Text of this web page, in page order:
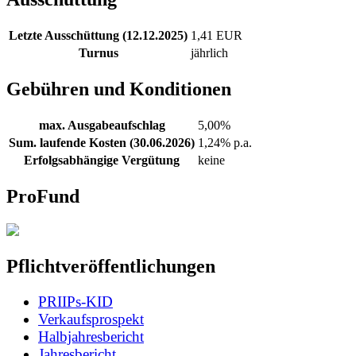
Letzte Ausschüttung (12.12.2025) 1,41 EUR
Turnus
jährlich
Gebühren und Konditionen
max. Ausgabeaufschlag
5,00%
Sum. laufende Kosten (30.06.2026) 1,24% p.a.
Erfolgsabhängige Vergütung
keine
ProFund
Pflichtveröffentlichungen
PRIIPs-KID
Verkaufsprospekt
Halbjahresbericht